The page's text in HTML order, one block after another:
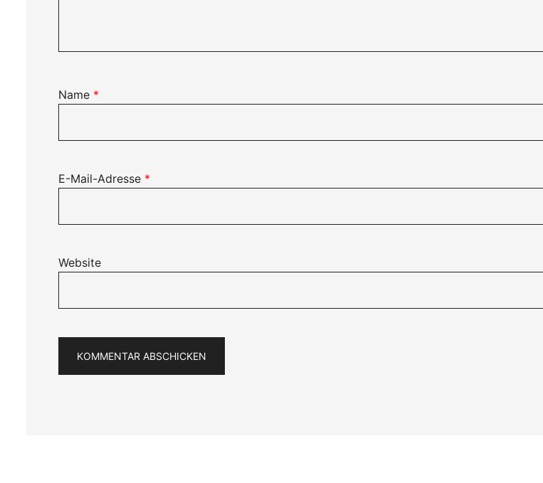
Name *
E-Mail-Adresse *
Website